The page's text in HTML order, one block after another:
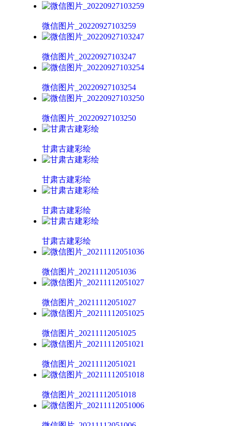
微信图片_20220927103259
微信图片_20220927103247
微信图片_20220927103254
微信图片_20220927103250
甘肃古建彩绘
甘肃古建彩绘
甘肃古建彩绘
甘肃古建彩绘
微信图片_20211112051036
微信图片_20211112051027
微信图片_20211112051025
微信图片_20211112051021
微信图片_20211112051018